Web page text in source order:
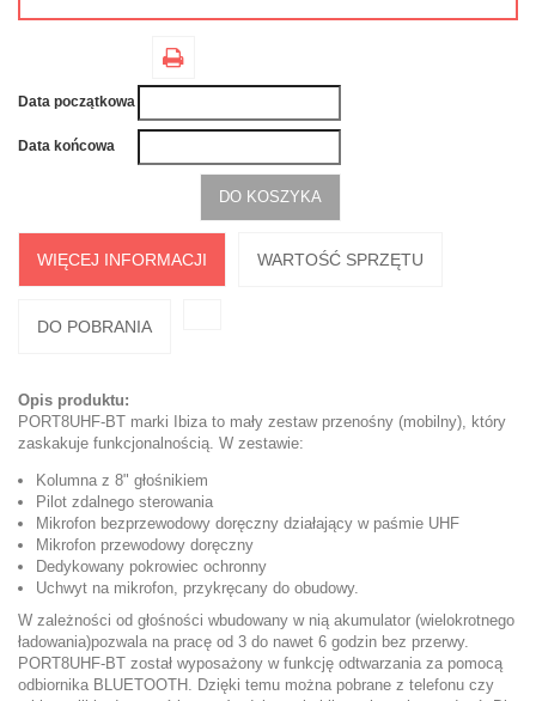
Data początkowa
Data końcowa
DO KOSZYKA
WIĘCEJ INFORMACJI WARTOŚĆ SPRZĘTU
DO POBRANIA
Opis produktu:
PORT8UHF-BT marki Ibiza to mały zestaw przenośny (mobilny), który
zaskakuje funkcjonalnością. W zestawie:
Kolumna z 8" głośnikiem
Pilot zdalnego sterowania
Mikrofon bezprzewodowy doręczny działający w paśmie UHF
Mikrofon przewodowy doręczny
Dedykowany pokrowiec ochronny
Uchwyt na mikrofon, przykręcany do obudowy.
W zależności od głośności wbudowany w nią akumulator (wielokrotnego
ładowania)pozwala na pracę od 3 do nawet 6 godzin bez przerwy.
PORT8UHF-BT został wyposażony w funkcję odtwarzania za pomocą
odbiornika BLUETOOTH. Dzięki temu można pobrane z telefonu czy